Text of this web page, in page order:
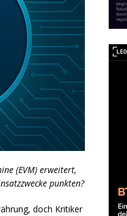
(EVM) erweitert,
punkten?
doch Kritiker